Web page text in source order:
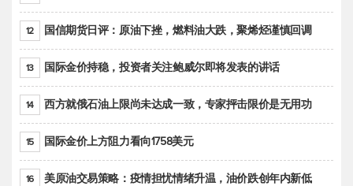
12 国信期货日评：原油下挫，燃料油大跌，聚烯烃谨慎回调
13 国际金价持稳，投资者关注鲍威尔即将发表的讲话
14 西方就俄石油上限尚未达成一致，专家抨击限价是无用功
15 国际金价上方阻力看向1758美元
16 美原油交易策略：疫情担忧情绪升温，油价跌创年内新低